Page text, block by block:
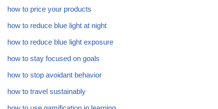
how to price your products
how to reduce blue light at night
how to reduce blue light exposure
how to stay focused on goals
how to stop avoidant behavior
how to travel sustainably